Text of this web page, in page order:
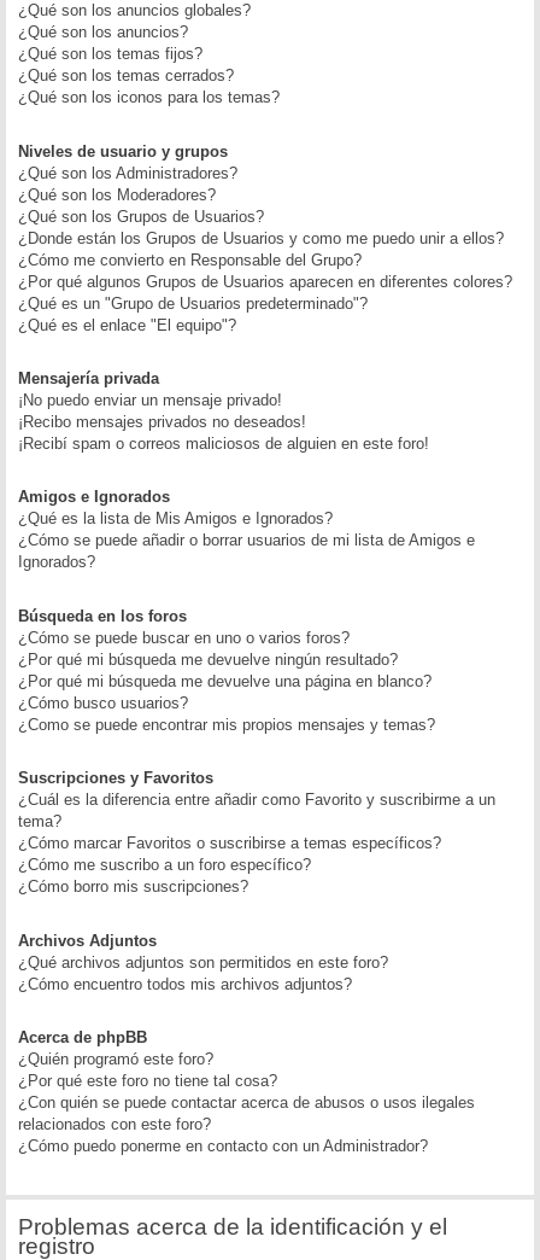
¿Qué son los anuncios globales?
¿Qué son los anuncios?
¿Qué son los temas fijos?
¿Qué son los temas cerrados?
¿Qué son los iconos para los temas?
Niveles de usuario y grupos
¿Qué son los Administradores?
¿Qué son los Moderadores?
¿Qué son los Grupos de Usuarios?
¿Donde están los Grupos de Usuarios y como me puedo unir a ellos?
¿Cómo me convierto en Responsable del Grupo?
¿Por qué algunos Grupos de Usuarios aparecen en diferentes colores?
¿Qué es un "Grupo de Usuarios predeterminado"?
¿Qué es el enlace "El equipo"?
Mensajería privada
¡No puedo enviar un mensaje privado!
¡Recibo mensajes privados no deseados!
¡Recibí spam o correos maliciosos de alguien en este foro!
Amigos e Ignorados
¿Qué es la lista de Mis Amigos e Ignorados?
¿Cómo se puede añadir o borrar usuarios de mi lista de Amigos e
Ignorados?
Búsqueda en los foros
¿Cómo se puede buscar en uno o varios foros?
¿Por qué mi búsqueda me devuelve ningún resultado?
¿Por qué mi búsqueda me devuelve una página en blanco?
¿Cómo busco usuarios?
¿Como se puede encontrar mis propios mensajes y temas?
Suscripciones y Favoritos
¿Cuál es la diferencia entre añadir como Favorito y suscribirme a un
tema?
¿Cómo marcar Favoritos o suscribirse a temas específicos?
¿Cómo me suscribo a un foro específico?
¿Cómo borro mis suscripciones?
Archivos Adjuntos
¿Qué archivos adjuntos son permitidos en este foro?
¿Cómo encuentro todos mis archivos adjuntos?
Acerca de phpBB
¿Quién programó este foro?
¿Por qué este foro no tiene tal cosa?
¿Con quién se puede contactar acerca de abusos o usos ilegales
relacionados con este foro?
¿Cómo puedo ponerme en contacto con un Administrador?
Problemas acerca de la identificación y el
registro